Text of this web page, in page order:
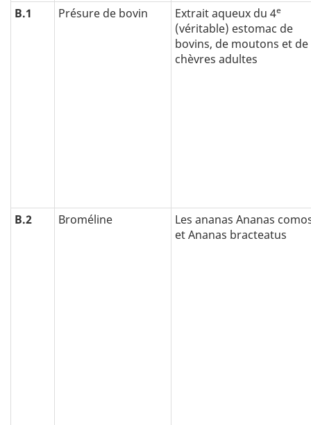
B.1 Présure de bovin Extrait aqueux du 4e
(véritable) estomac de
bovins, de moutons et de
chèvres adultes
B.2 Broméline
Les ananas Ananas
et Ananas bracteatus